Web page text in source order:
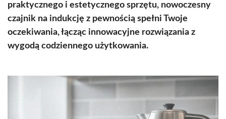
praktycznego i estetycznego sprzętu, nowoczesny
czajnik na indukcję z pewnością spełni Twoje
oczekiwania, łącząc innowacyjne rozwiązania z
wygodą codziennego użytkowania.